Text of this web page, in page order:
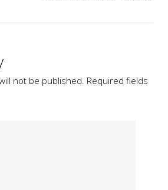
not be published. Required fields